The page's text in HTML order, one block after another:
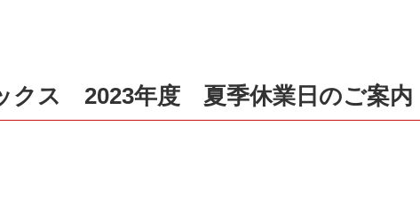
クス 2023年度 夏季休業日のご案内